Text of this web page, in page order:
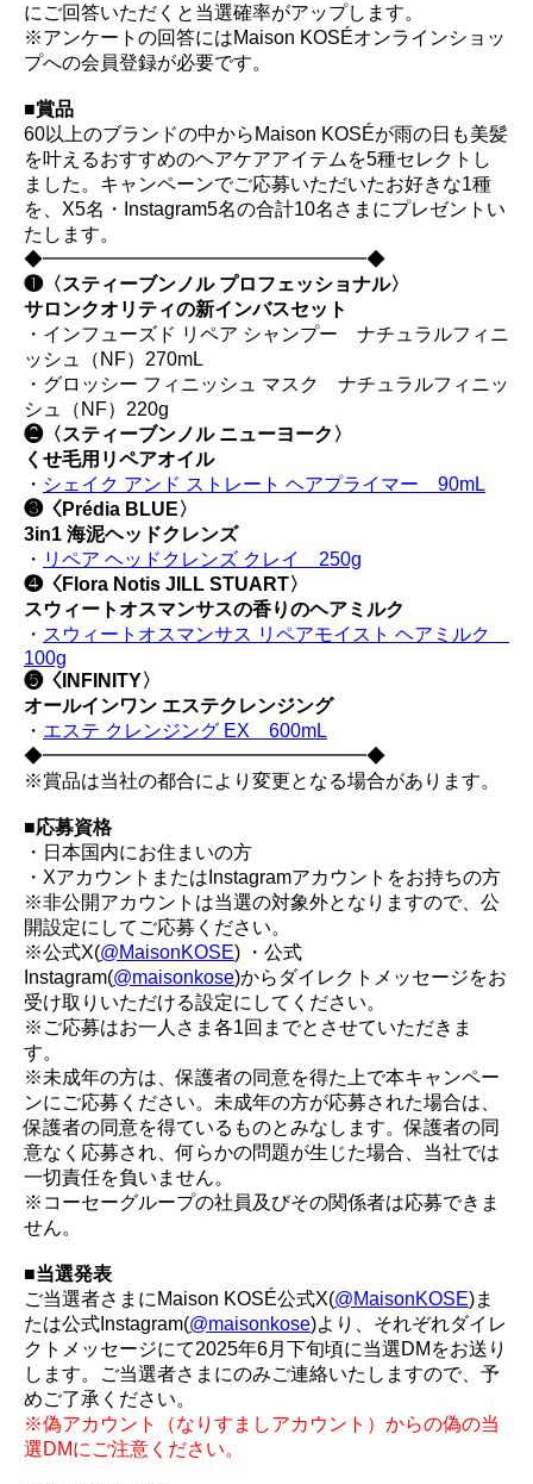
にご回答いただくと当選確率がアップします。
※アンケートの回答にはMaison KOSÉオンラインショッ
プへの会員登録が必要です。
■賞品
60以上のブランドの中からMaison KOSÉが雨の日も美髪
を叶えるおすすめのヘアケアアイテムを5種セレクトし
ました。キャンペーンでご応募いただいたお好きな1種
を、X5名・Instagram5名の合計10名さまにプレゼントい
たします。
◆━━━━━━━━━━━━━━━━━◆
❶〈スティーブンノル プロフェッショナル〉
サロンクオリティの新インバスセット
・インフューズド リペア シャンプー ナチュラルフィニ
ッシュ（NF）270mL
・グロッシー フィニッシュ マスク ナチュラルフィニッ
シュ（NF）220g
❷〈スティーブンノル ニューヨーク〉
くせ毛用リペアオイル
・ シェイク アンド ストレート ヘアプライマー 90mL
❸〈Prédia BLUE〉
3in1 海泥ヘッドクレンズ
・ リペア ヘッドクレンズ クレイ 250g
❹〈Flora Notis JILL STUART〉
スウィートオスマンサスの香りのヘアミルク
・ スウィートオスマンサス リペアモイスト ヘアミルク
100g
❺〈INFINITY〉
オールインワン エステクレンジング
・ エステ クレンジング EX 600mL
◆━━━━━━━━━━━━━━━━━◆
※賞品は当社の都合により変更となる場合があります。
■応募資格
・日本国内にお住まいの方
・XアカウントまたはInstagramアカウントをお持ちの方
※非公開アカウントは当選の対象外となりますので、公
開設定にしてご応募ください。
※公式X(@MaisonKOSE) ・公式
Instagram(@maisonkose)からダイレクトメッセージをお
受け取りいただける設定にしてください。
※ご応募はお一人さま各1回までとさせていただきま
す。
※未成年の方は、保護者の同意を得た上で本キャンペー
ンにご応募ください。未成年の方が応募された場合は、
保護者の同意を得ているものとみなします。保護者の同
意なく応募され、何らかの問題が生じた場合、当社では
一切責任を負いません。
※コーセーグループの社員及びその関係者は応募できま
せん。
■当選発表
ご当選者さまにMaison KOSÉ公式X(@MaisonKOSE)ま
たは公式Instagram(@maisonkose)より、それぞれダイレ
クトメッセージにて2025年6月下旬頃に当選DMをお送り
します。ご当選者さまにのみご連絡いたしますので、予
めご了承ください。
※偽アカウント（なりすましアカウント）からの偽の当
選DMにご注意ください。